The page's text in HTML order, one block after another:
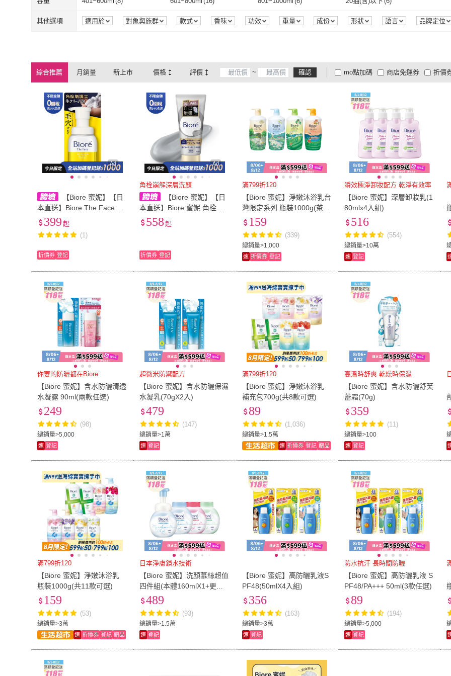
401~600ml (8) 601~800ml(16) 801~1000ml 6) 20抽(含)以下
其他選項 適用於 對象與族群 款式 香味 功效 重量 成份 形狀 語言 品牌定位
綜合推薦 月銷量 新上市 價格 評價 ~ 確認
折價
mo點加碼
低溫宅配
大家電安心配
大家電快配
商店免運券
及以上
Ad
【Biore 蜜妮】【日
本直送】Biore The Face 綿
密泡沫洗面乳 Smooth Clear
200mL 泡沫洗面乳 洗顏慕斯
399 起
(1)
折價券 登記
Ad
角栓崩解深層洗顏
【Biore 蜜妮】【日
本直送】Biore 蜜妮 角栓崩
壞洗顏乳 180g 角栓崩解 泥
膜洗面乳
558 起
折價券 登記
滿799折120
【Biore 蜜妮】淨嫩沐浴乳台
灣限定系列 瓶裝1000g(茶香/
花香 共4款任選)
總銷量>1,000
159
(339)
速 折價券 登記
瞬效極淨卸妝配方 乾淨有效率
【Biore 蜜妮】深層卸妝乳(1
80mlx4入組)
總銷量>10萬
516
(554)
速 登記
你要的防曬都在Biore
【Biore 蜜妮】含水防曬清透
水凝露 90ml(兩款任選)
總銷量>5,000
249
(98)
速 登記
超微米防禦配方
【Biore 蜜妮】含水防曬保濕
水凝乳(70gX2入)
總銷量>1萬
479
(147)
速 登記
滿799折120
【Biore 蜜妮】淨嫩沐浴乳
補充包700g(共8款可選)
總銷量>1.5萬
89
(1,036)
速 折價券 登記 贈品
高溫時舒爽 乾燥時保濕
【Biore 蜜妮】含水防曬舒芙
蕾霜(70g)
總銷量>100
359
(11)
速 登記
滿799折120
【Biore 蜜妮】淨嫩沐浴乳
瓶裝1000g(共11款可選)
總銷量>3萬
159
(53)
速 折價券 登記 贈品
日本淨膚鎖水技術
【Biore 蜜妮】洗顏慕絲超值
四件組(本體160mlX1+更替
瓶160mlX3)
總銷量>1.5萬
489
(93)
速 登記
【Biore 蜜妮】高防曬乳液S
PF48(50mlX4入組)
總銷量>3萬
356
(163)
速 登記
防水抗汗 長時間防曬
【Biore 蜜妮】高防曬乳液 S
PF48/PA+++ 50ml(3款任選)
總銷量>5,000
89
(194)
速 登記